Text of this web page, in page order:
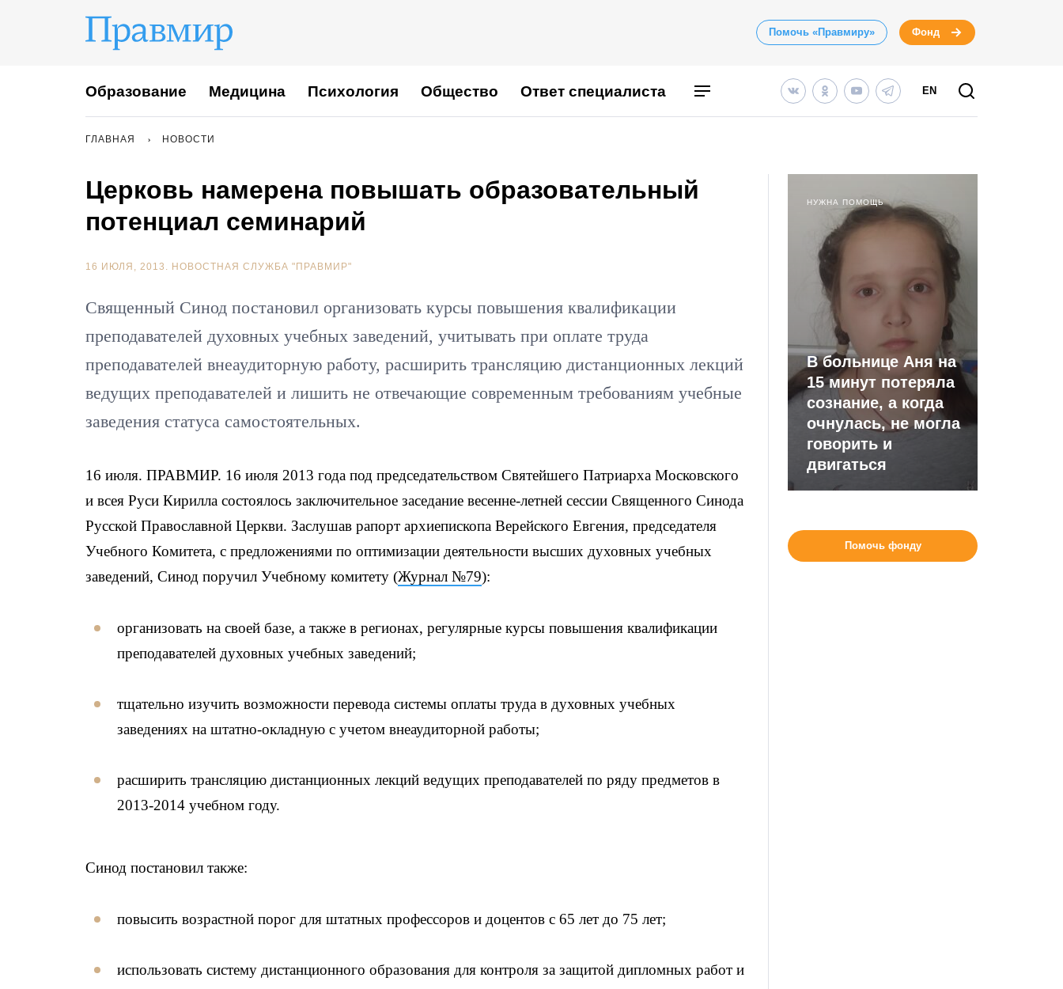
Помочь «Правмиру» Фонд
Образование Медицина Психология Общество Ответ специалиста EN
ГЛАВНАЯ НОВОСТИ
Церковь намерена повышать образовательный
потенциал семинарий
16 ИЮЛЯ, 2013. НОВОСТНАЯ СЛУЖБА "ПРАВМИР"
Священный Синод постановил организовать курсы повышения квалификации
преподавателей духовных учебных заведений, учитывать при оплате труда
преподавателей внеаудиторную работу, расширить трансляцию дистанционных лекций
ведущих преподавателей и лишить не отвечающие современным требованиям учебные
заведения статуса самостоятельных.
16 июля. ПРАВМИР. 16 июля 2013 года под председательством Святейшего Патриарха Московского
и всея Руси Кирилла состоялось заключительное заседание весенне-летней сессии Священного Синода
Русской Православной Церкви. Заслушав рапорт архиепископа Верейского Евгения, председателя
Учебного Комитета, с предложениями по оптимизации деятельности высших духовных учебных
заведений, Синод поручил Учебному комитету (Журнал №79):
организовать на своей базе, а также в регионах, регулярные курсы повышения квалификации
преподавателей духовных учебных заведений;
тщательно изучить возможности перевода системы оплаты труда в духовных учебных
заведениях на штатно-окладную с учетом внеаудиторной работы;
расширить трансляцию дистанционных лекций ведущих преподавателей по ряду предметов в
2013-2014 учебном году.
Синод постановил также:
повысить возрастной порог для штатных профессоров и доцентов с 65 лет до 75 лет;
использовать систему дистанционного образования для контроля за защитой дипломных работ и
НУЖНА ПОМОЩЬ
В больнице Аня на
15 минут потеряла
сознание, а когда
очнулась, не могла
говорить и
двигаться
Помочь фонду